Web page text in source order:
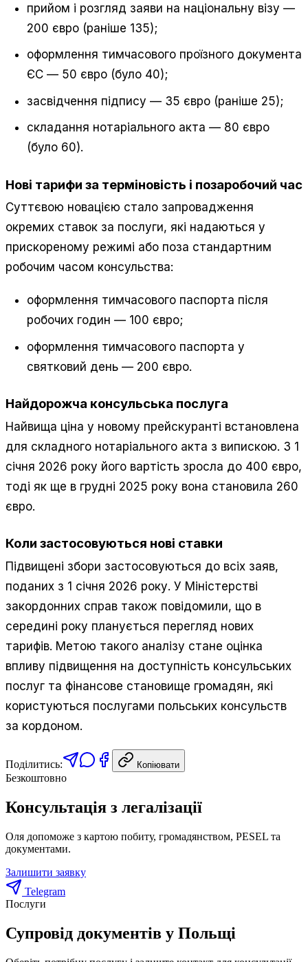
прийом і розгляд заяви на національну візу —
200 євро (раніше 135);
оформлення тимчасового проїзного документа
ЄС — 50 євро (було 40);
засвідчення підпису — 35 євро (раніше 25);
складання нотаріального акта — 80 євро
(було 60).
Нові тарифи за терміновість і позаробочий час
Суттєвою новацією стало запровадження
окремих ставок за послуги, які надаються у
прискореному режимі або поза стандартним
робочим часом консульства:
оформлення тимчасового паспорта після
робочих годин — 100 євро;
оформлення тимчасового паспорта у
святковий день — 200 євро.
Найдорожча консульська послуга
Найвища ціна у новому прейскуранті встановлена
для складного нотаріального акта з випискою. З 1
січня 2026 року його вартість зросла до 400 євро,
тоді як ще в грудні 2025 року вона становила 260
євро.
Коли застосовуються нові ставки
Підвищені збори застосовуються до всіх заяв,
поданих з 1 січня 2026 року. У Міністерстві
закордонних справ також повідомили, що в
середині року планується перегляд нових
тарифів. Метою такого аналізу стане оцінка
впливу підвищення на доступність консульських
послуг та фінансове становище громадян, які
користуються послугами польських консульств
за кордоном.
Поділитись: Копіювати
Безкоштовно
Консультація з легалізації
Оля допоможе з картою побиту, громадянством, PESEL та
документами.
Залишити заявку
Telegram
Послуги
Супровід документів у Польщі